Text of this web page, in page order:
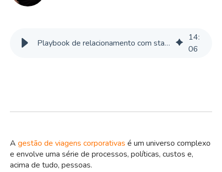
Playbook de relacionamento com stakeholders para viagens corporativas
14:
06
A gestão de viagens corporativas é um universo complexo
e envolve uma série de processos, políticas, custos e,
acima de tudo, pessoas.